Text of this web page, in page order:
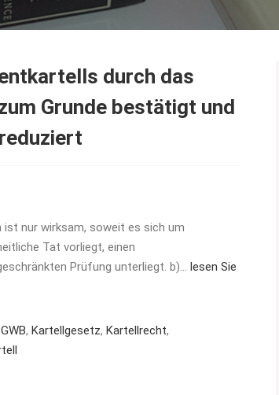
durch das
Grunde bestätigt und
ist nur wirksam, soweit es sich um
Tat vorliegt, einen
Prüfung unterliegt. b)… lesen Sie
GWB, Kartellgesetz, Kartellrecht,